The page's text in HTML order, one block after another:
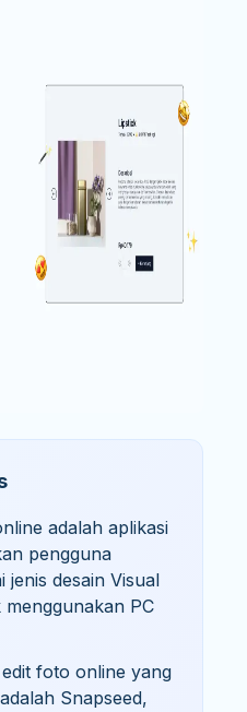
adalah aplikasi
pengguna
jenis desain Visual
PC
foto online yang
Snapseed,